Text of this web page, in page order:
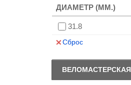
ДИАМЕТР (ММ.)
31.8
Сброс
ВЕЛОМАСТЕРСКАЯ